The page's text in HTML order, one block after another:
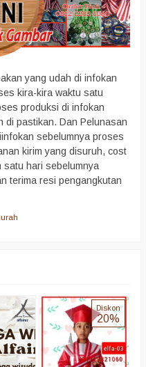
yang udah di infokan
kira-kira waktu satu
produksi di infokan
di pastikan. Dan Pelunasan
sebelumnya proses
kirim yang disuruh, cost
satu hari sebelumnya
terima resi pengangkutan
Diskon
20%